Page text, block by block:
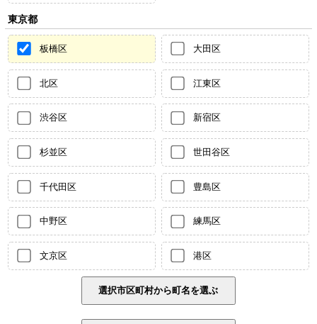
東京都
板橋区 大田区
北区 江東区
渋谷区 新宿区
杉並区 世田谷区
千代田区 豊島区
中野区 練馬区
文京区 港区